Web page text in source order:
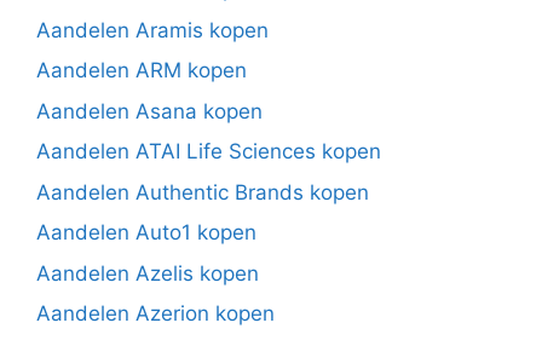
Aandelen Aramis kopen
Aandelen ARM kopen
Aandelen Asana kopen
Aandelen ATAI Life Sciences kopen
Aandelen Authentic Brands kopen
Aandelen Auto1 kopen
Aandelen Azelis kopen
Aandelen Azerion kopen